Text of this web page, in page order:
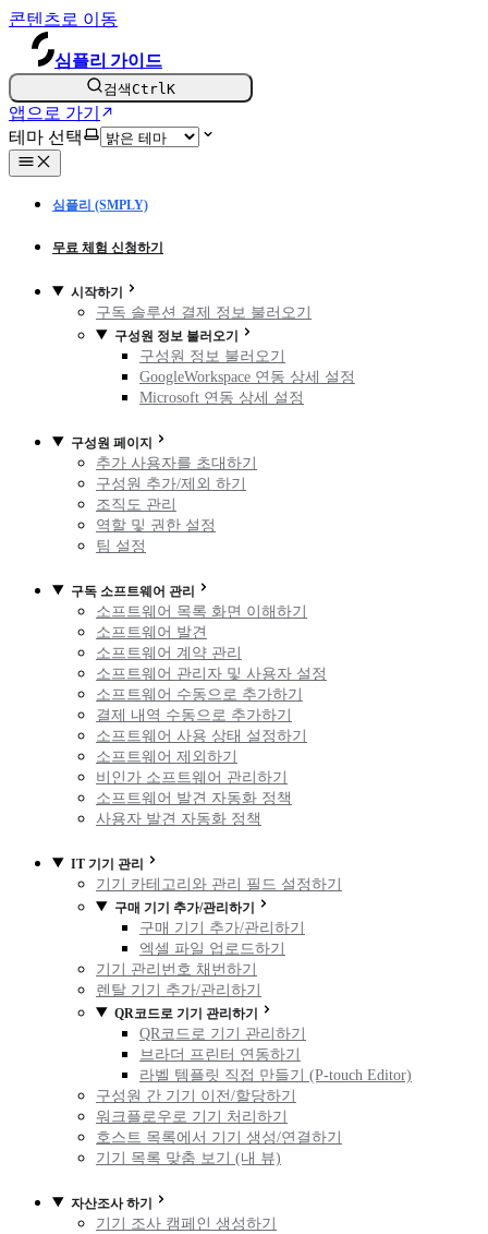
콘텐츠로 이동
심플리 가이드
검색CtrlK
앱으로 가기
테마 선택
심플리 (SMPLY)
무료 체험 신청하기
시작하기
구독 솔루션 결제 정보 불러오기
구성원 정보 불러오기
구성원 정보 불러오기
GoogleWorkspace 연동 상세 설정
Microsoft 연동 상세 설정
구성원 페이지
추가 사용자를 초대하기
구성원 추가/제외 하기
조직도 관리
역할 및 권한 설정
팀 설정
구독 소프트웨어 관리
소프트웨어 목록 화면 이해하기
소프트웨어 발견
소프트웨어 계약 관리
소프트웨어 관리자 및 사용자 설정
소프트웨어 수동으로 추가하기
결제 내역 수동으로 추가하기
소프트웨어 사용 상태 설정하기
소프트웨어 제외하기
비인가 소프트웨어 관리하기
소프트웨어 발견 자동화 정책
사용자 발견 자동화 정책
IT 기기 관리
기기 카테고리와 관리 필드 설정하기
구매 기기 추가/관리하기
구매 기기 추가/관리하기
엑셀 파일 업로드하기
기기 관리번호 채번하기
렌탈 기기 추가/관리하기
QR코드로 기기 관리하기
QR코드로 기기 관리하기
브라더 프린터 연동하기
라벨 템플릿 직접 만들기 (P-touch Editor)
구성원 간 기기 이전/할당하기
워크플로우로 기기 처리하기
호스트 목록에서 기기 생성/연결하기
기기 목록 맞춤 보기 (내 뷰)
자산조사 하기
기기 조사 캠페인 생성하기